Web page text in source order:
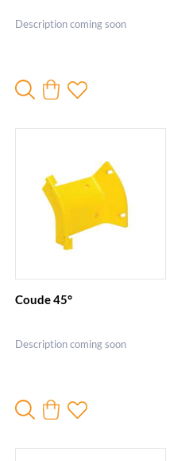
Description coming soon
Coude 45°
Description coming soon